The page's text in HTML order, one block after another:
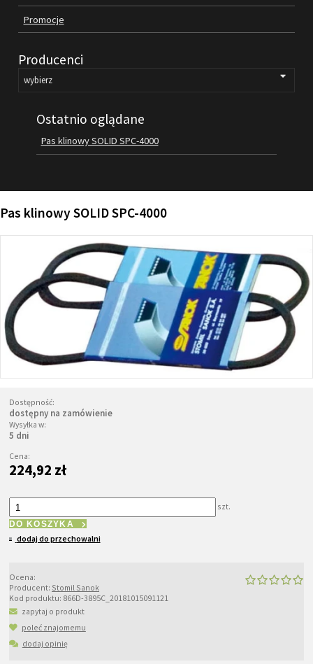
KATALOGI
OBRABIARKI DO DREWNA
SILNIKI ELEKTRYCZNE
KONTAKT
Promocje
Producenci
Ostatnio oglądane
Pas klinowy SOLID SPC-4000
Pas klinowy SOLID SPC-4000
Dostępność:
dostępny na zamówienie
Wysyłka w:
5 dni
Cena:
224,92 zł
szt.
DO KOSZYKA
dodaj do przechowalni
Ocena:
Producent: Stomil Sanok
Kod produktu: 866D-3895C_20181015091121
zapytaj o produkt
poleć znajomemu
dodaj opinię